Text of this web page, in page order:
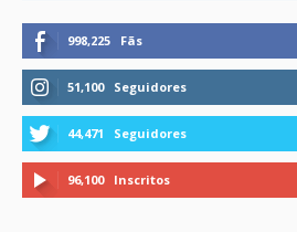
998,225 Fãs
51,100 Seguidores
44,471 Seguidores
96,100 Inscritos